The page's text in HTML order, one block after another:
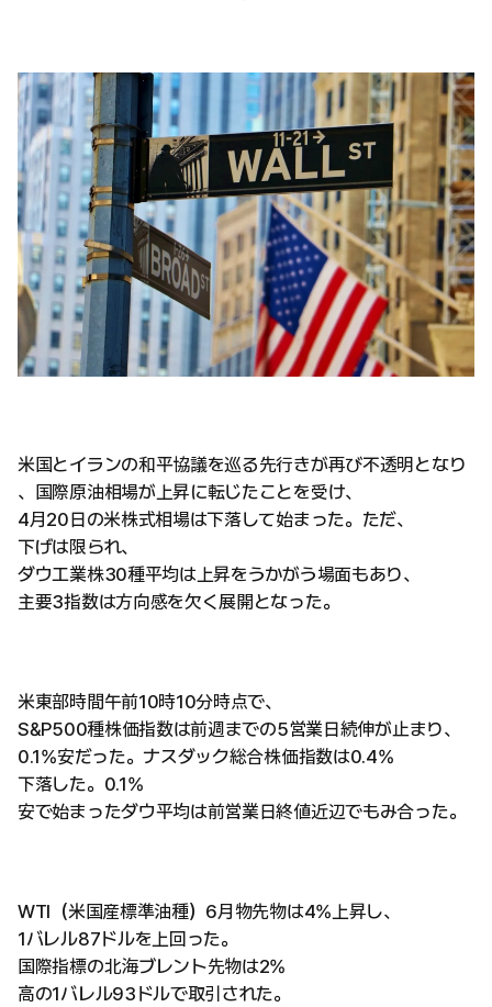
米国とイランの和平協議を巡る先行きが再び不透明となり
、国際原油相場が上昇に転じたことを受け、
4月20日の米株式相場は下落して始まった。ただ、
下げは限られ、
ダウ工業株30種平均は上昇をうかがう場面もあり、
主要3指数は方向感を欠く展開となった。
米東部時間午前10時10分時点で、
S&P500種株価指数は前週までの5営業日続伸が止まり、
0.1%安だった。ナスダック総合株価指数は0.4%
下落した。0.1%
安で始まったダウ平均は前営業日終値近辺でもみ合った。
WTI（米国産標準油種）6月物先物は4%上昇し、
1バレル87ドルを上回った。
国際指標の北海ブレント先物は2%
高の1バレル93ドルで取引された。